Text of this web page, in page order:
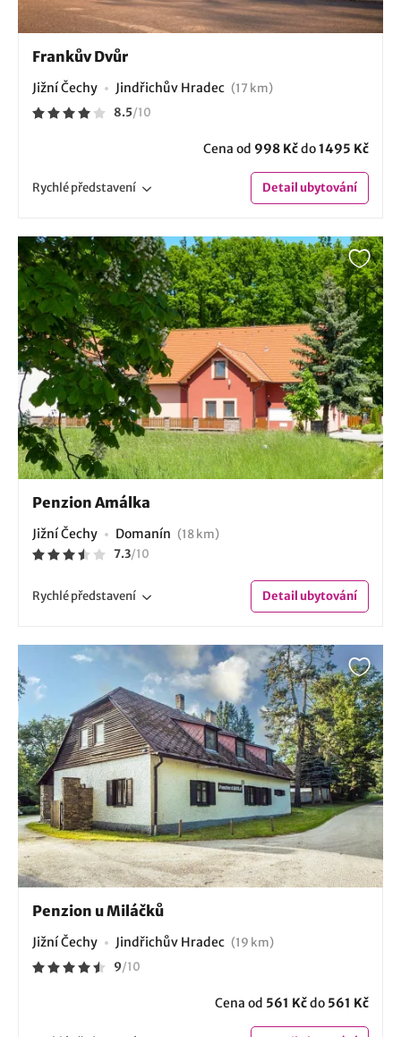
Frankův Dvůr
Jižní Čechy Jindřichův Hradec (17 km)
8.5/10
Cena od 998 Kčdo1495 Kč
Rychlépředstavení Detailubytování
Penzion Amálka
Jižní Čechy Domanín (18 km)
7.3/10
Rychlépředstavení Detailubytování
Penzion u Miláčků
Jižní Čechy Jindřichův Hradec (19 km)
9/10
Cena od 561 Kčdo 561 Kč